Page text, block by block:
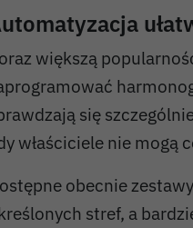
większą
się
właściciele nie mogą
obecnie
stref, a